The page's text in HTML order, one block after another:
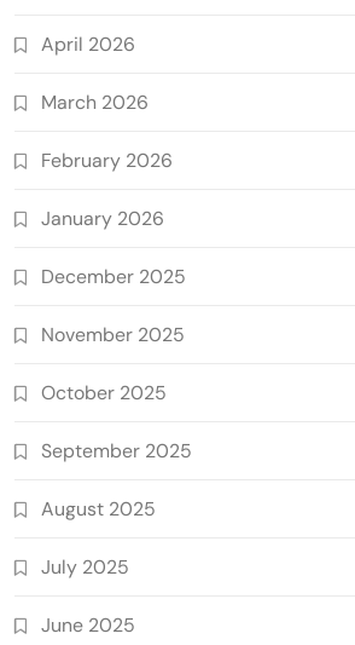
April 2026
March 2026
February 2026
January 2026
December 2025
November 2025
October 2025
September 2025
August 2025
July 2025
June 2025